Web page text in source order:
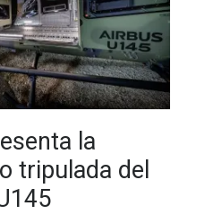
la
tripulada del